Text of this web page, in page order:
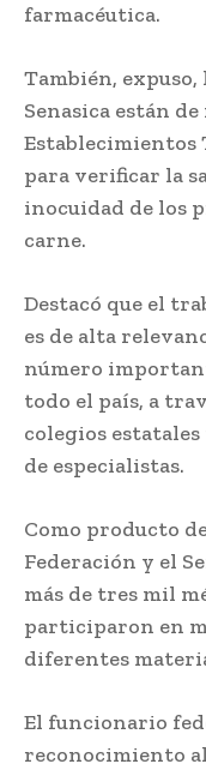
farmacéutica.
También,
Senasica están
Establecimientos
para verificar la
inocuidad de los
carne.
Destacó que el
es de alta
número
todo el país, a
colegios
de especialistas.
Como producto
Federación y el
más de tres mil
participaron en
diferentes
El funcionario
reconocimiento